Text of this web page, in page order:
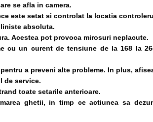
se afla in camera.
este setat si controlat la locatia
absoluta.
Acestea pot provoca mirosuri neplacute.
cu un curent de tensiune de la 168 la
a preveni alte probleme. In plus,
de service.
toate setarile anterioare.
ghetii, in timp ce actiunea sa